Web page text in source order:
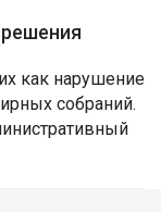
как нарушение
собраний.